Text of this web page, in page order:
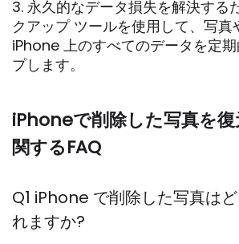
3. 永久的なデータ損失を解決する
クアップ ツールを使用して、写真
iPhone 上のすべてのデータを定
プします。
iPhoneで削除した写真を
関するFAQ
Q1 iPhone で削除した写真は
れますか?